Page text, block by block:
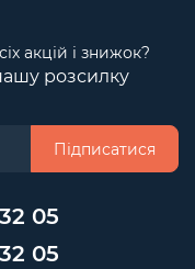
акцій і знижок?
розсилку
Підписатися
05
05